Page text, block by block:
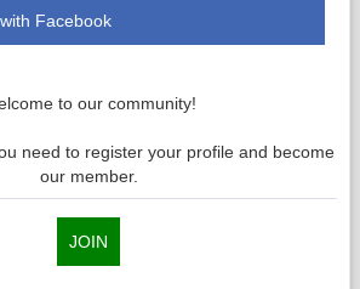
Facebook
to our community!
need to register your profile and become
our member.
JOIN